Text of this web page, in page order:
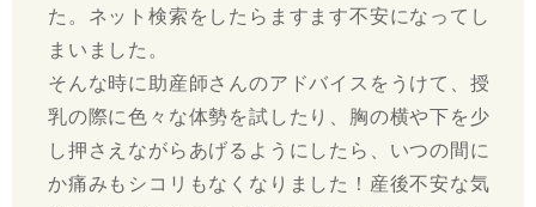
た。ネット検索をしたらますます不安になってし
まいました。
そんな時に助産師さんのアドバイスをうけて、授
乳の際に色々な体勢を試したり、胸の横や下を少
し押さえながらあげるようにしたら、いつの間に
か痛みもシコリもなくなりました！産後不安な気